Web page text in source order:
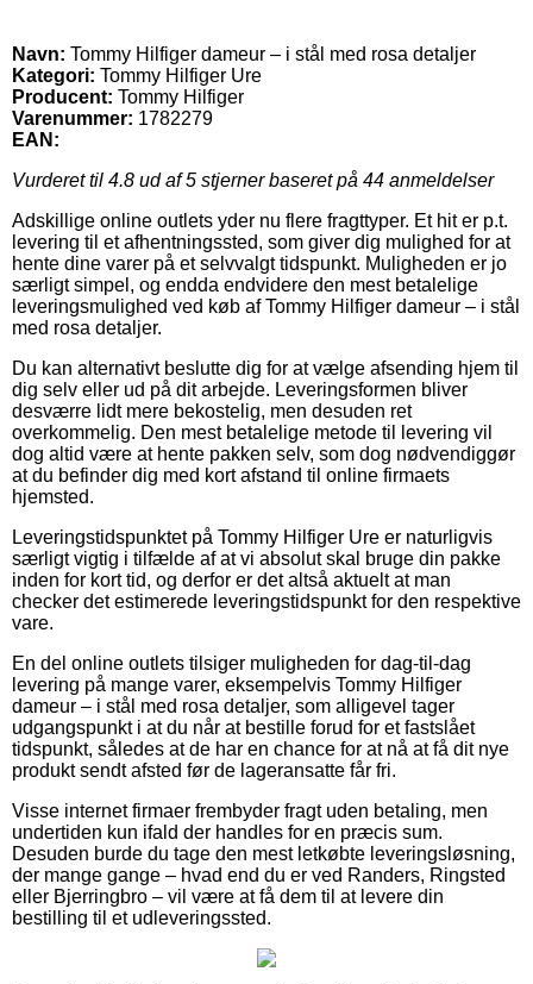
Navn: Tommy Hilfiger dameur – i stål med rosa detaljer
Kategori: Tommy Hilfiger Ure
Producent: Tommy Hilfiger
Varenummer: 1782279
EAN:
Vurderet til 4.8 ud af 5 stjerner baseret på 44 anmeldelser
Adskillige online outlets yder nu flere fragttyper. Et hit er p.t.
levering til et afhentningssted, som giver dig mulighed for at
hente dine varer på et selvvalgt tidspunkt. Muligheden er jo
særligt simpel, og endda endvidere den mest betalelige
leveringsmulighed ved køb af Tommy Hilfiger dameur – i stål
med rosa detaljer.
Du kan alternativt beslutte dig for at vælge afsending hjem til
dig selv eller ud på dit arbejde. Leveringsformen bliver
desværre lidt mere bekostelig, men desuden ret
overkommelig. Den mest betalelige metode til levering vil
dog altid være at hente pakken selv, som dog nødvendiggør
at du befinder dig med kort afstand til online firmaets
hjemsted.
Leveringstidspunktet på Tommy Hilfiger Ure er naturligvis
særligt vigtig i tilfælde af at vi absolut skal bruge din pakke
inden for kort tid, og derfor er det altså aktuelt at man
checker det estimerede leveringstidspunkt for den respektive
vare.
En del online outlets tilsiger muligheden for dag-til-dag
levering på mange varer, eksempelvis Tommy Hilfiger
dameur – i stål med rosa detaljer, som alligevel tager
udgangspunkt i at du når at bestille forud for et fastslået
tidspunkt, således at de har en chance for at nå at få dit nye
produkt sendt afsted før de lageransatte får fri.
Visse internet firmaer frembyder fragt uden betaling, men
undertiden kun ifald der handles for en præcis sum.
Desuden burde du tage den mest letkøbte leveringsløsning,
der mange gange – hvad end du er ved Randers, Ringsted
eller Bjerringbro – vil være at få dem til at levere din
bestilling til et udleveringssted.